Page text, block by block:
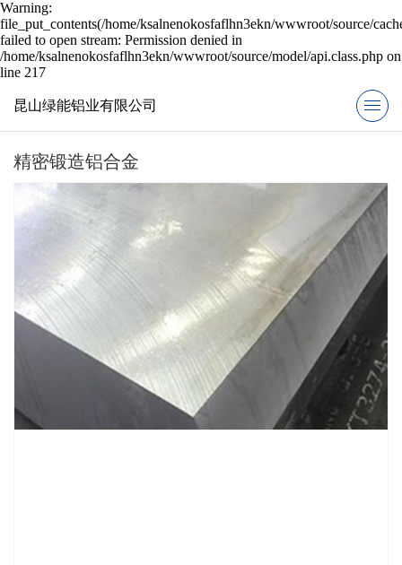
Warning:
file_put_contents(/home/ksalnenokosfaflhn3ekn/wwwroot/source/
failed to open stream: Permission denied in
/home/ksalnenokosfaflhn3ekn/wwwroot/source/model/api.class.php on
line 217
昆山绿能铝业有限公司
精密锻造铝合金